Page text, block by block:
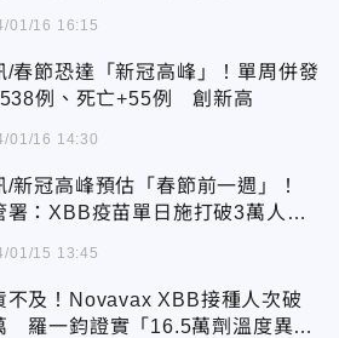
01/16 16:15
/春節恐達「新冠高峰」！單周併發
例、死亡+55例 創新高
01/16 14:30
/新冠高峰預估「春節前一週」！
署：XBB疫苗單日施打破3萬人創
01/15 13:45
不及！Novavax XBB接種人次破
羅一鈞證實「16.5萬劑溫度異